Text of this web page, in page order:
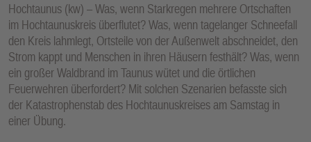
Hochtaunus (kw) – Was, wenn Starkregen mehrere Ortschaften
im Hochtaunuskreis überflutet? Was, wenn tagelanger Schneefall
den Kreis lahmlegt, Ortsteile von der Außenwelt abschneidet, den
Strom kappt und Menschen in ihren Häusern festhält? Was, wenn
ein großer Waldbrand im Taunus wütet und die örtlichen
Feuerwehren überfordert? Mit solchen Szenarien befasste sich
der Katastrophenstab des Hochtaunuskreises am Samstag in
einer Übung.